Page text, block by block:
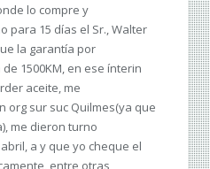
lo compre y
para 15 días el Sr., Walter
la garantía por
1500KM, en ese ínterin
aceite, me
org sur suc Quilmes(ya que
me dieron turno
a y que yo cheque el
entre otras